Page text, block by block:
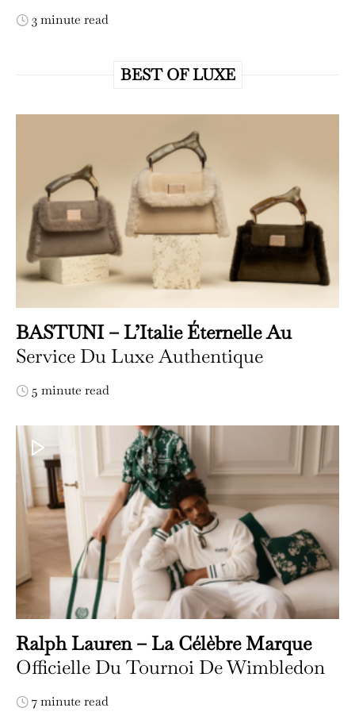
3 minute read
BEST OF LUXE
BASTUNI – L’Italie Éternelle Au
Service Du Luxe Authentique
5 minute read
Ralph Lauren – La Célèbre Marque
Officielle Du Tournoi De Wimbledon
7 minute read